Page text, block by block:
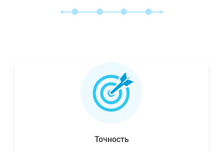
Точность